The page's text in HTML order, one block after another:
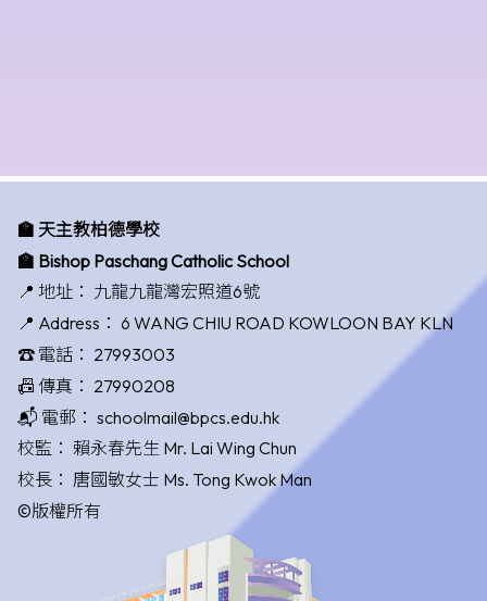
🏫 天主教柏德學校
🏫 Bishop Paschang Catholic School
📍 地址： 九龍九龍灣宏照道6號
📍 Address： 6 WANG CHIU ROAD KOWLOON BAY KLN
☎️ 電話： 27993003
📠 傳真： 27990208
📬 電郵： schoolmail@bpcs.edu.hk
校監： 賴永春先生 Mr. Lai Wing Chun
校長： 唐國敏女士 Ms. Tong Kwok Man
©版權所有